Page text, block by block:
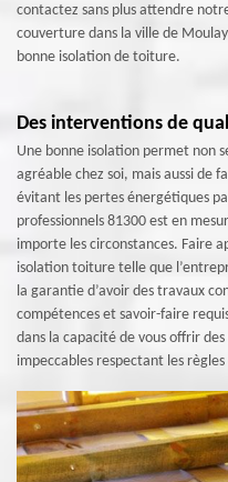
contactez sans plus attendre
couverture dans la ville de
bonne isolation de toiture.
Des interventions de
Une bonne isolation permet non
agréable chez soi, mais aussi de
évitant les pertes énergétiques
professionnels 81300 est en
importe les circonstances. Faire
isolation toiture telle que
la garantie d’avoir des travaux
compétences et savoir-faire
dans la capacité de vous offrir
impeccables respectant les